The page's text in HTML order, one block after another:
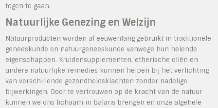
tegen te gaan.
Natuurlijke Genezing en Welzijn
Natuurproducten worden al eeuwenlang gebruikt in traditionele
geneeskunde en natuurgeneeskunde vanwege hun helende
eigenschappen. Kruidensupplementen, etherische oliën en
andere natuurlijke remedies kunnen helpen bij het verlichting
van verschillende gezondheidsklachten zonder nadelige
bijwerkingen. Door te vertrouwen op de kracht van de natuur
kunnen we ons lichaam in balans brengen en onze algehele